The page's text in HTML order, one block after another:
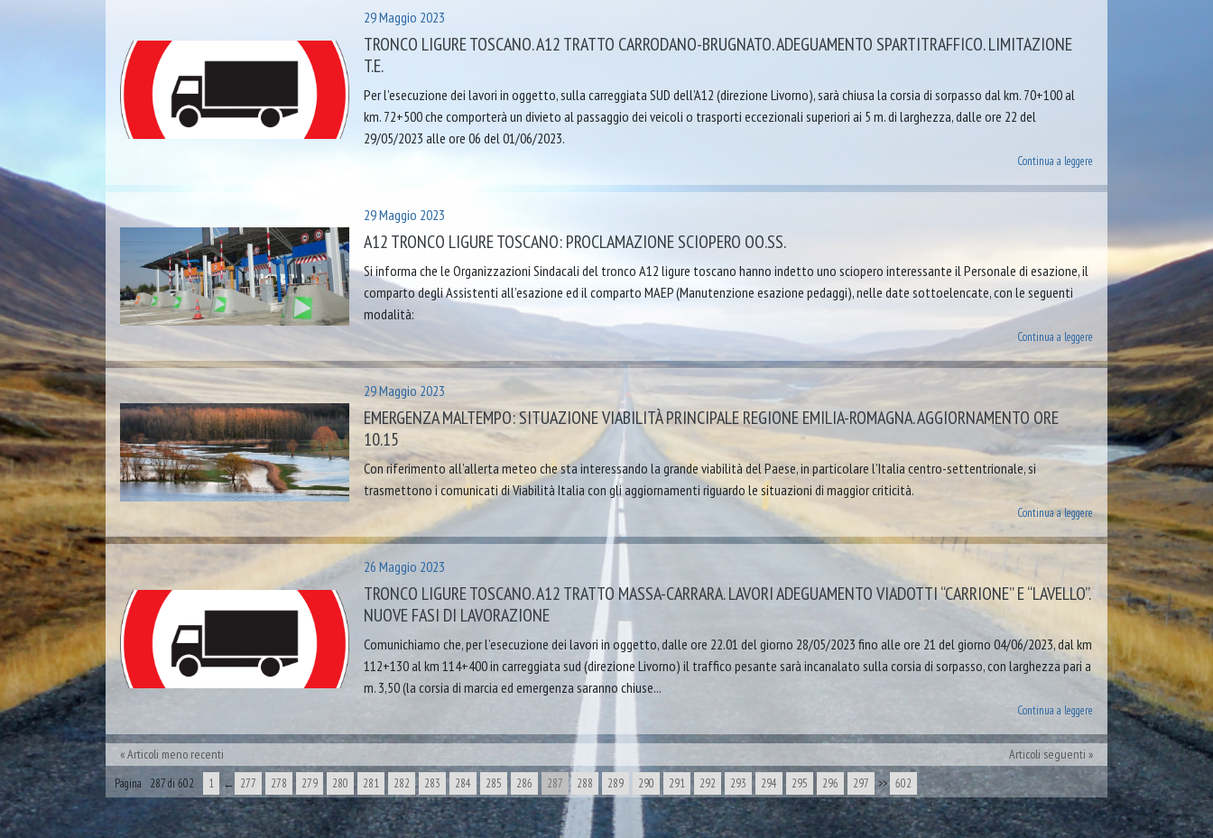
29 Maggio 2023
TRONCO LIGURE TOSCANO. A12 TRATTO CARRODANO-BRUGNATO. ADEGUAMENTO SPARTITRAFFICO. LIMITAZIONE
T.E.
Per l’esecuzione dei lavori in oggetto, sulla carreggiata SUD dell’A12 (direzione Livorno), sarà chiusa la corsia di sorpasso dal km. 70+100 al
km. 72+500 che comporterà un divieto al passaggio dei veicoli o trasporti eccezionali superiori ai 5 m. di larghezza, dalle ore 22 del
29/05/2023 alle ore 06 del 01/06/2023.
Continua a leggere
29 Maggio 2023
A12 TRONCO LIGURE TOSCANO: PROCLAMAZIONE SCIOPERO OO.SS.
Si informa che le Organizzazioni Sindacali del tronco A12 ligure toscano hanno indetto uno sciopero interessante il Personale di esazione, il
comparto degli Assistenti all’esazione ed il comparto MAEP (Manutenzione esazione pedaggi), nelle date sottoelencate, con le seguenti
modalità:
Continua a leggere
29 Maggio 2023
EMERGENZA MALTEMPO: SITUAZIONE VIABILITÀ PRINCIPALE REGIONE EMILIA-ROMAGNA. AGGIORNAMENTO ORE
10.15
Con riferimento all’allerta meteo che sta interessando la grande viabilità del Paese, in particolare l’Italia centro-settentrionale, si
trasmettono i comunicati di Viabilità Italia con gli aggiornamenti riguardo le situazioni di maggior criticità.
Continua a leggere
26 Maggio 2023
TRONCO LIGURE TOSCANO. A12 TRATTO MASSA-CARRARA. LAVORI ADEGUAMENTO VIADOTTI “CARRIONE” E “LAVELLO”.
NUOVE FASI DI LAVORAZIONE
Comunichiamo che, per l’esecuzione dei lavori in oggetto, dalle ore 22.01 del giorno 28/05/2023 fino alle ore 21 del giorno 04/06/2023, dal km
112+130 al km 114+400 in carreggiata sud (direzione Livorno) il traffico pesante sarà incanalato sulla corsia di sorpasso, con larghezza pari a
m. 3,50 (la corsia di marcia ed emergenza saranno chiuse...
Continua a leggere
Articoli meno recenti Articoli seguenti
Pagina 287 di 602 1 ← 277 278 279 280 281 282 283 284 285 286 287 288 289 290 291 292 293 294 295 296 297 >> 602